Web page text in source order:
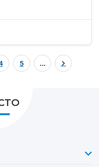
5 ...